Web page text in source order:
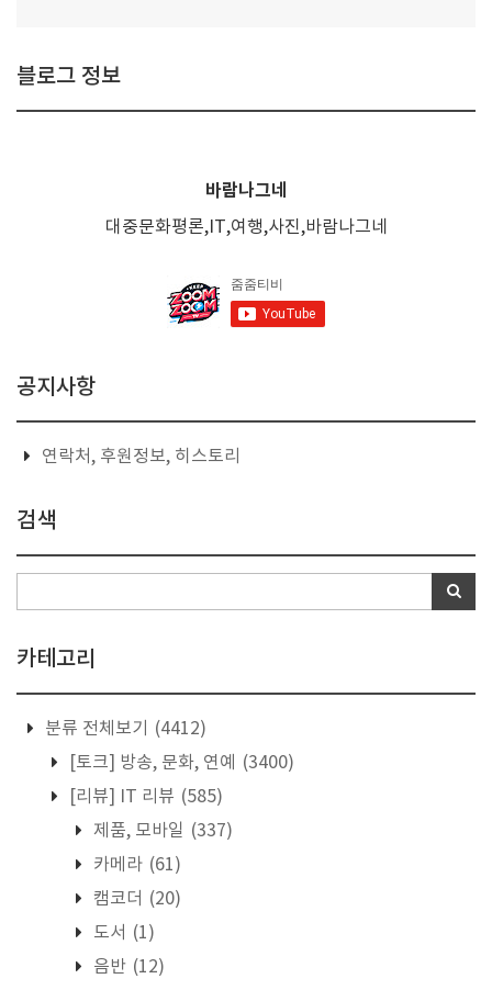
블로그 정보
바람나그네
대중문화평론,IT,여행,사진,바람나그네
공지사항
연락처, 후원정보, 히스토리
검색
카테고리
분류 전체보기
(4412)
[토크] 방송, 문화, 연예
(3400)
[리뷰] IT 리뷰 (585)
제품, 모바일 (337)
카메라 (61)
캠코더 (20)
도서 (1)
음반 (12)